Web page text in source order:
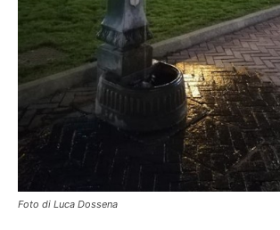
Foto di Luca Dossena